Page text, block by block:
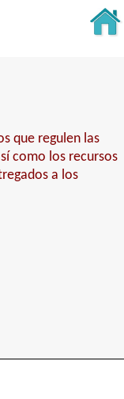
que regulen las
como los recursos
a los